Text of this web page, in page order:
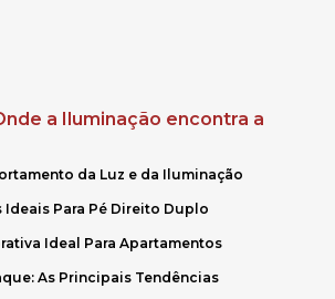
a Iluminação encontra a
da Luz e da Iluminação
Ideais Para Pé Direito Duplo
Ideal Para Apartamentos
As Principais Tendências